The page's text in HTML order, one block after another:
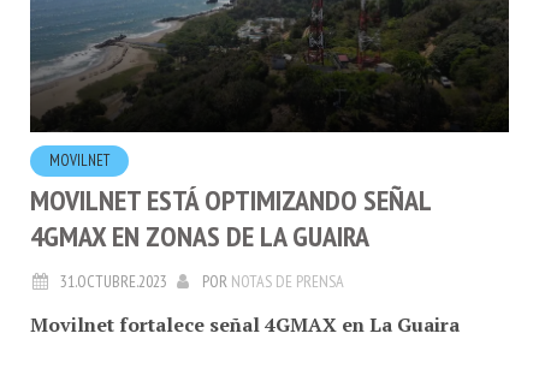
MOVILNET
MOVILNET ESTÁ OPTIMIZANDO SEÑAL
4GMAX EN ZONAS DE LA GUAIRA
31.OCTUBRE.2023 PORNOTAS DE PRENSA
Movilnet fortalece señal 4GMAX en La Guaira